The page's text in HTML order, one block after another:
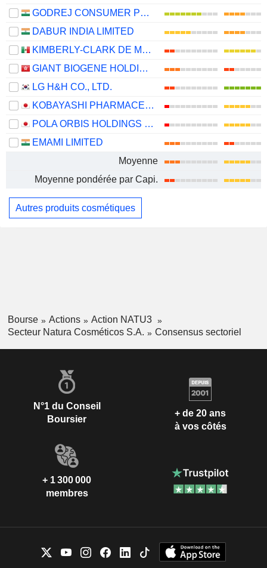
GODREJ CONSUMER PRODUCTS LIMITED
DABUR INDIA LIMITED
KIMBERLY-CLARK DE MÉXICO, S. A. B. DE C. V.
GIANT BIOGENE HOLDING CO., LTD.
LG H&H CO., LTD.
KOBAYASHI PHARMACEUTICAL CO., LTD.
POLA ORBIS HOLDINGS INC.
EMAMI LIMITED
Moyenne
Moyenne pondérée par Capi.
Autres produits cosmétiques
Bourse Actions
Action NATU3
Secteur Natura Cosméticos S.A.
Consensus sectoriel
N°1 du Conseil
Boursier
+ de 20 ans
à vos côtés
+ 1 300 000
membres